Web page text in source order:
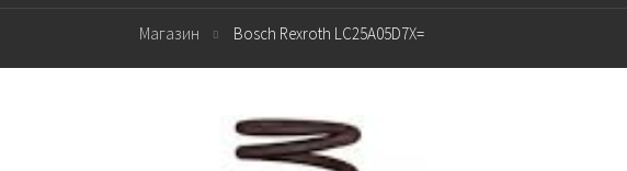
Магазин Bosch Rexroth LC25A05D7X=